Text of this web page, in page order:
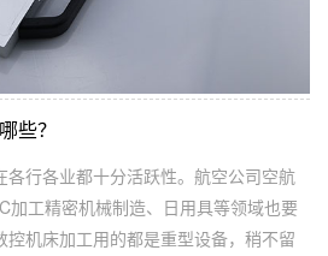
些？
各行各业都十分活跃性。航空公司空航
加工精密机械制造、日用具等领域也要
机床加工用的都是重型设备，稍不留